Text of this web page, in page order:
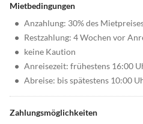
Mietbedingungen
• Anzahlung: 30% des
• Restzahlung: 4 Wochen vor
• keine Kaution
• Anreisezeit: frühestens 16:00
• Abreise: bis spätestens 10:00
Zahlungsmöglichkeiten